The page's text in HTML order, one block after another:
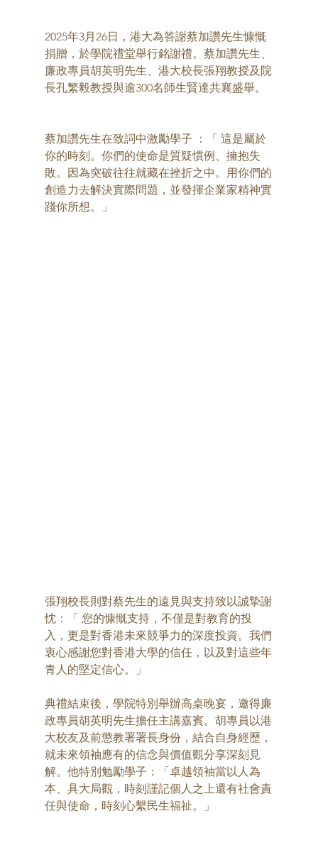
2025年3月26日，港大為答謝蔡加讚先生慷慨
捐贈，於學院禮堂舉行銘謝禮。蔡加讚先生、
廉政專員胡英明先生、港大校長張翔教授及院
長孔繁毅教授與逾300名師生賢達共襄盛舉。
蔡加讚先生在致詞中激勵學子 ：「 這是屬於
你的時刻。你們的使命是質疑慣例、擁抱失
敗。因為突破往往就藏在挫折之中。用你們的
創造力去解決實際問題，並發揮企業家精神實
踐你所想。」
張翔校長則對蔡先生的遠見與支持致以誠摯謝
忱：「 您的慷慨支持，不僅是對教育的投
入，更是對香港未來競爭力的深度投資。我們
衷心感謝您對香港大學的信任，以及對這些年
青人的堅定信心。」
典禮結束後，學院特別舉辦高桌晚宴，邀得廉
政專員胡英明先生擔任主講嘉賓。胡專員以港
大校友及前懲教署署長身份，結合自身經歷，
就未來領袖應有的信念與價值觀分享深刻見
解。他特別勉勵學子：「卓越領袖當以人為
本、具大局觀，時刻謹記個人之上還有社會責
任與使命，時刻心繫民生福祉。」